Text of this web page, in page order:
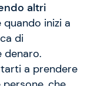
altri
inizi a
di
denaro.
a prendere